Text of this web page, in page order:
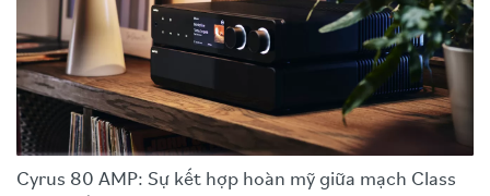
Cyrus 80 AMP: Sự kết hợp hoàn mỹ giữa mạch Class